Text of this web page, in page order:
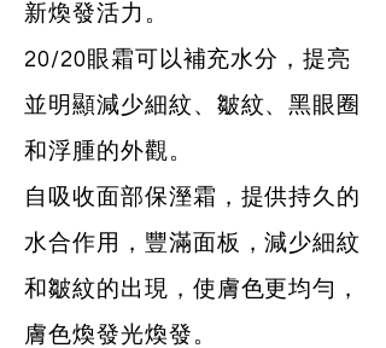
新煥發活力。
20/20眼霜可以補充水分，提亮
並明顯減少細紋、皺紋、黑眼圈
和浮腫的外觀。
自吸收面部保溼霜，提供持久的
水合作用，豐滿面板，減少細紋
和皺紋的出現，使膚色更均勻，
膚色煥發光煥發。